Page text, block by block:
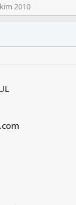
2010